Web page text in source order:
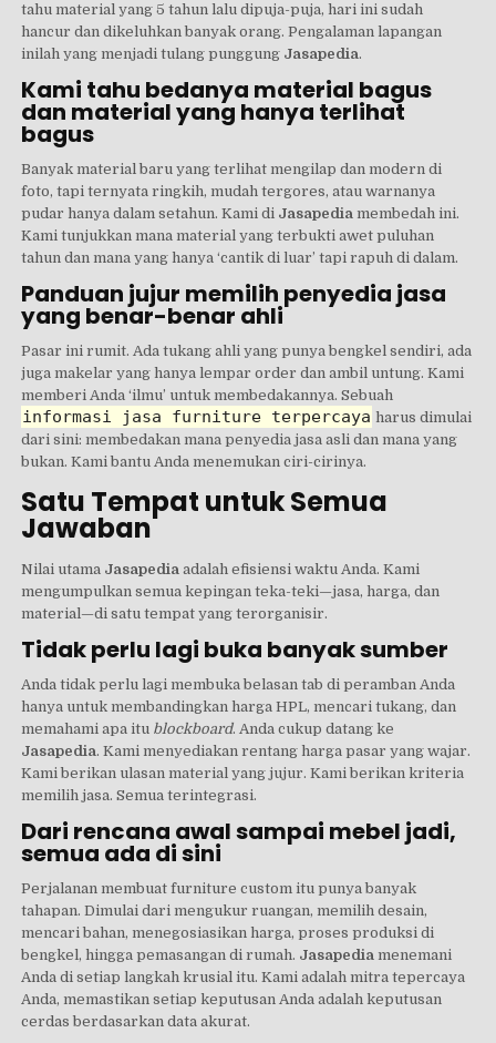
tahu material yang 5 tahun lalu dipuja-puja, hari ini sudah
hancur dan dikeluhkan banyak orang. Pengalaman lapangan
inilah yang menjadi tulang punggung Jasapedia.
Kami tahu bedanya material bagus
dan material yang hanya terlihat
bagus
Banyak material baru yang terlihat mengilap dan modern di
foto, tapi ternyata ringkih, mudah tergores, atau warnanya
pudar hanya dalam setahun. Kami di Jasapedia membedah ini.
Kami tunjukkan mana material yang terbukti awet puluhan
tahun dan mana yang hanya ‘cantik di luar’ tapi rapuh di dalam.
Panduan jujur memilih penyedia jasa
yang benar-benar ahli
Pasar ini rumit. Ada tukang ahli yang punya bengkel sendiri, ada
juga makelar yang hanya lempar order dan ambil untung. Kami
memberi Anda ‘ilmu’ untuk membedakannya. Sebuah
informasi jasa furniture terpercaya harus dimulai
dari sini: membedakan mana penyedia jasa asli dan mana yang
bukan. Kami bantu Anda menemukan ciri-cirinya.
Satu Tempat untuk Semua
Jawaban
Nilai utama Jasapedia adalah efisiensi waktu Anda. Kami
mengumpulkan semua kepingan teka-teki—jasa, harga, dan
material—di satu tempat yang terorganisir.
Tidak perlu lagi buka banyak sumber
Anda tidak perlu lagi membuka belasan tab di peramban Anda
hanya untuk membandingkan harga HPL, mencari tukang, dan
memahami apa itu blockboard. Anda cukup datang ke
Jasapedia. Kami menyediakan rentang harga pasar yang wajar.
Kami berikan ulasan material yang jujur. Kami berikan kriteria
memilih jasa. Semua terintegrasi.
Dari rencana awal sampai mebel jadi,
semua ada di sini
Perjalanan membuat furniture custom itu punya banyak
tahapan. Dimulai dari mengukur ruangan, memilih desain,
mencari bahan, menegosiasikan harga, proses produksi di
bengkel, hingga pemasangan di rumah. Jasapedia menemani
Anda di setiap langkah krusial itu. Kami adalah mitra tepercaya
Anda, memastikan setiap keputusan Anda adalah keputusan
cerdas berdasarkan data akurat.